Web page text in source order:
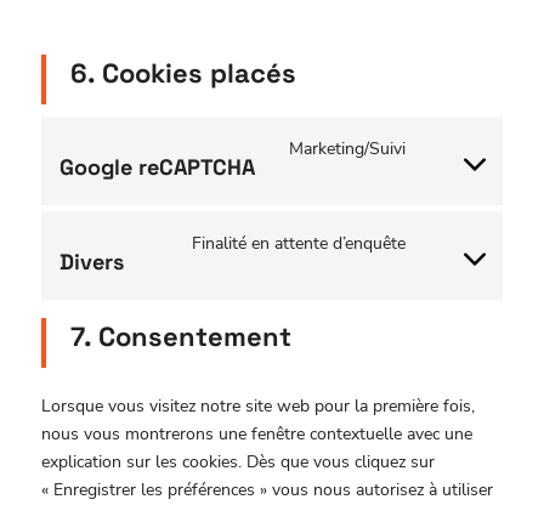
6. Cookies placés
Google reCAPTCHA
Marketing/Suivi
Divers
Finalité en attente d’enquête
7. Consentement
Lorsque vous visitez notre site web pour la première fois,
nous vous montrerons une fenêtre contextuelle avec une
explication sur les cookies. Dès que vous cliquez sur
« Enregistrer les préférences » vous nous autorisez à utiliser